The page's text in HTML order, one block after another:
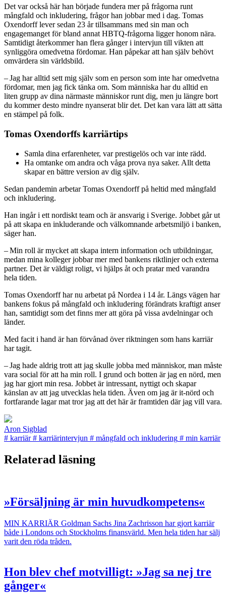
Det var också här han började fundera mer på frågorna runt
mångfald och inkludering, frågor han jobbar med i dag. Tomas
Oxendorff lever sedan 23 år tillsammans med sin man och
engagemanget för bland annat HBTQ-frågorna ligger honom nära.
Samtidigt återkommer han flera gånger i intervjun till vikten att
synliggöra omedvetna fördomar. Han påpekar att han själv behövt
omvärdera sin världsbild.
– Jag har alltid sett mig själv som en person som inte har omedvetna
fördomar, men jag fick tänka om. Som människa har du alltid en
liten grupp av dina närmaste människor runt dig, men ju längre bort
du kommer desto mindre nyanserat blir det. Det kan vara lätt att sätta
en stämpel på folk.
Tomas Oxendorffs karriärtips
Samla dina erfaren­heter, var prestigelös och var inte rädd.
Ha omtanke om andra och våga prova nya saker. Allt detta
skapar en bättre version av dig själv.
Sedan pandemin arbetar Tomas Oxendorff på heltid med mångfald
och inkludering.
Han ingår i ett nordiskt team och är ansvarig i Sverige. Jobbet går ut
på att skapa en inkluderande och välkomnande arbetsmiljö i banken,
säger han.
– Min roll är mycket att skapa intern information och utbildningar,
medan mina kolleger jobbar mer med bankens riktlinjer och externa
partner. Det är väldigt roligt, vi hjälps åt och pratar med varandra
hela tiden.
Tomas Oxendorff har nu arbetat på Nordea i 14 år. Längs vägen har
bankens fokus på mångfald och inkludering förändrats kraftigt anser
han, samtidigt som det finns mer att göra på vissa avdelningar och
länder.
Med facit i hand är han förvånad över riktningen som hans karriär
har tagit.
– Jag hade aldrig trott att jag skulle jobba med människor, man måste
vara social för att ha min roll. I grund och botten är jag en nörd, men
jag har gjort min resa. Jobbet är intressant, nyttigt och skapar
känslan av att jag utvecklas hela tiden. Även om jag är it-nörd och
fortfarande lagar mat tror jag att det här är framtiden där jag vill vara.
Aron Sigblad
# karriär # karriärintervjun # mångfald och inkludering # min karriär
Relaterad läsning
»Försäljning är min huvudkompetens«
MIN KARRIÄR Goldman Sachs Jina Zachrisson har gjort karriär
både i Londons och Stockholms finansvärld. Men hela tiden har sälj
varit den röda tråden.
Hon blev chef motvilligt: »Jag sa nej tre
gånger«